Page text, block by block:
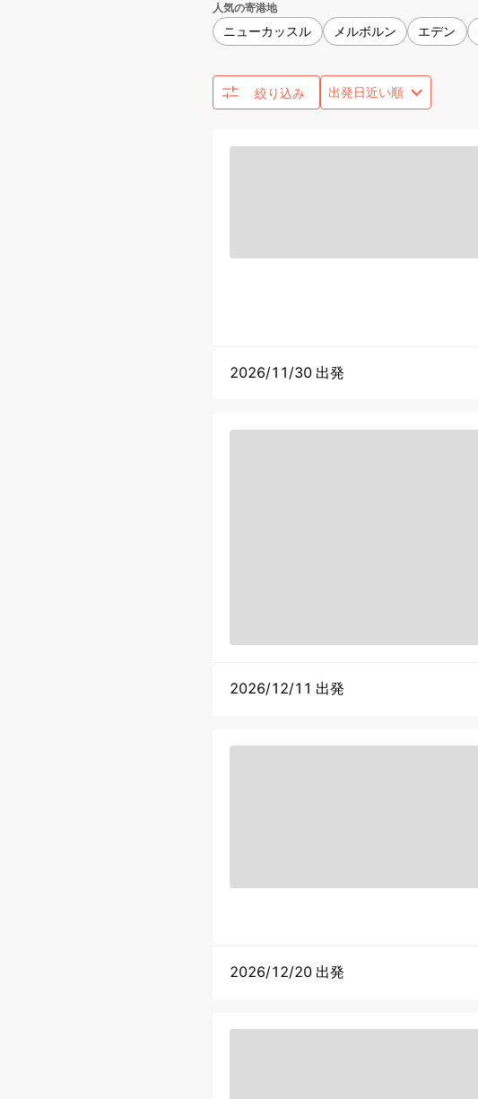
人気の寄港地
ニューカッスル メルボルン エデン
絞り込み
2026/11/30 出発
2026/12/11 出発
2026/12/20 出発